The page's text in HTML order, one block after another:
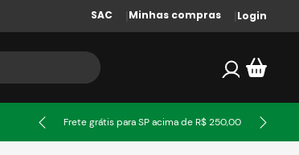
SAC Minhas compras Login
Frete grátis para SP acima de R$ 250,00